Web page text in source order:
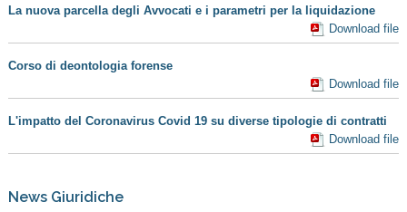
La nuova parcella degli Avvocati e i parametri per la liquidazione
Download file
Corso di deontologia forense
Download file
L'impatto del Coronavirus Covid 19 su diverse tipologie di contratti
Download file
News Giuridiche